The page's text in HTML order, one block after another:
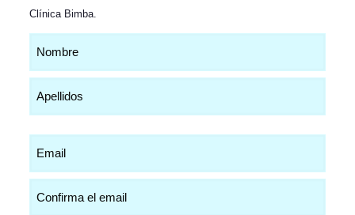
Clínica Bimba.
(Obligatorio)
(Obligatorio)